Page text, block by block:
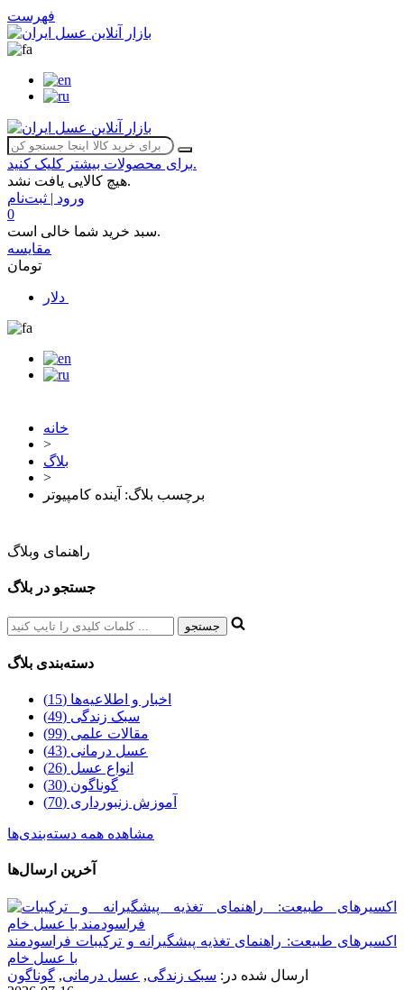
فهرست
برای محصولات بیشتر کلیک کنید.
هیچ کالایی یافت نشد.
ورود | ثبت‌نام
0
سبد خرید شما خالی است.
مقایسه
خانه
>
بلاگ
>
برچسب بلاگ: آینده کامپیوتر
راهنمای وبلاگ
جستجو در بلاگ
دسته‌بندی بلاگ
اخبار و اطلاعیه‌ها (15)
سبک زندگی (49)
مقالات علمی (99)
عسل درمانی (43)
انواع عسل (26)
گوناگون (30)
آموزش زنبورداری (70)
مشاهده همه دسته‌بندی‌ها
آخرین ارسال‌ها
اکسیرهای طبیعت: راهنمای تغذیه پیشگیرانه و ترکیبات فراسودمند
با عسل خام
ارسال شده در: سبک زندگی, عسل درمانی, گوناگون